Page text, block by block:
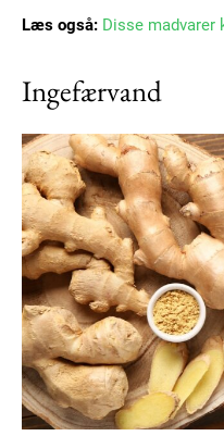
Member full
100DKK
Etiam est nibh, lobortis
Praesent euismod ac
Ut mollis pellentesque
Nullam eu erat
Læs også: Disse madvarer
Ingefærvand